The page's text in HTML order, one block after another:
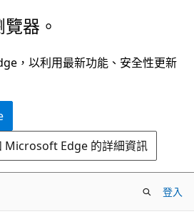
器。
，以利用最新功能、安全性更新
Edge 的詳細資訊
登入